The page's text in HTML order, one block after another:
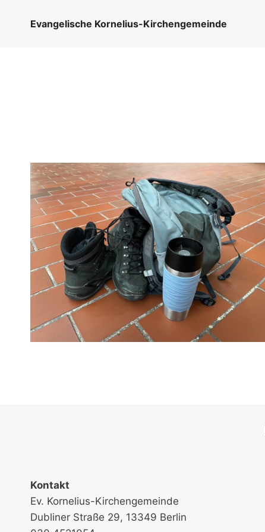
Evangelische Kornelius-Kirchengemeinde
Kontakt
Ev. Kornelius-Kirchengemeinde
Dubliner Straße 29, 13349 Berlin